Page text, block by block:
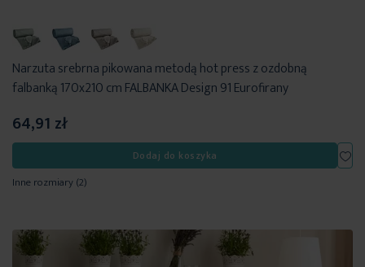
Narzuta srebrna pikowana metodą hot press z ozdobną
falbanką 170x210 cm FALBANKA Design 91 Eurofirany
64,91 zł
Dodaj do koszyka
Inne rozmiary(2)